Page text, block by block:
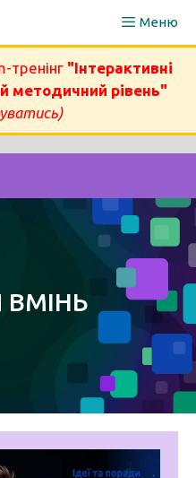
Меню
тренінг "Інтерактивні
методичний рівень"
ВМІНЬ